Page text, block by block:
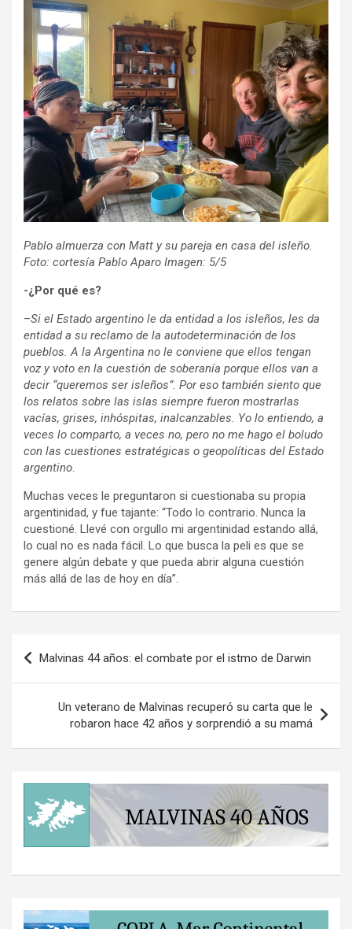
Pablo almuerza con Matt y su pareja en casa del isleño.
Foto: cortesía Pablo Aparo Imagen: 5/5
-¿Por qué es?
–Si el Estado argentino le da entidad a los isleños, les da
entidad a su reclamo de la autodeterminación de los
pueblos. A la Argentina no le conviene que ellos tengan
voz y voto en la cuestión de soberanía porque ellos van a
decir “queremos ser isleños”. Por eso también siento que
los relatos sobre las islas siempre fueron mostrarlas
vacías, grises, inhóspitas, inalcanzables. Yo lo entiendo, a
veces lo comparto, a veces no, pero no me hago el boludo
con las cuestiones estratégicas o geopolíticas del Estado
argentino.
Muchas veces le preguntaron si cuestionaba su propia
argentinidad, y fue tajante: “Todo lo contrario. Nunca la
cuestioné. Llevé con orgullo mi argentinidad estando allá,
lo cual no es nada fácil. Lo que busca la peli es que se
genere algún debate y que pueda abrir alguna cuestión
más allá de las de hoy en día”.
Navegación
de
entradas
Malvinas 44 años: el combate por el istmo de Darwin
Un veterano de Malvinas recuperó su carta que le
robaron hace 42 años y sorprendió a su mamá